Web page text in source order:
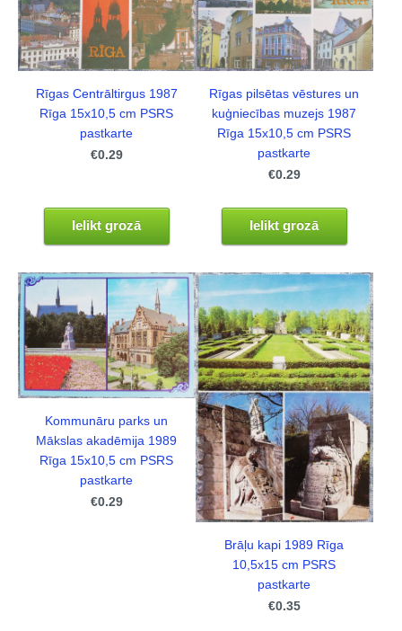
Rīgas Centrāltirgus 1987
Rīga 15x10,5 cm PSRS
pastkarte
€0.29
Ielikt grozā
Rīgas pilsētas vēstures un
kuģniecības muzejs 1987
Rīga 15x10,5 cm PSRS
pastkarte
€0.29
Ielikt grozā
Kommunāru parks un
Mākslas akadēmija 1989
Rīga 15x10,5 cm PSRS
pastkarte
€0.29
Brāļu kapi 1989 Rīga
10,5x15 cm PSRS
pastkarte
€0.35